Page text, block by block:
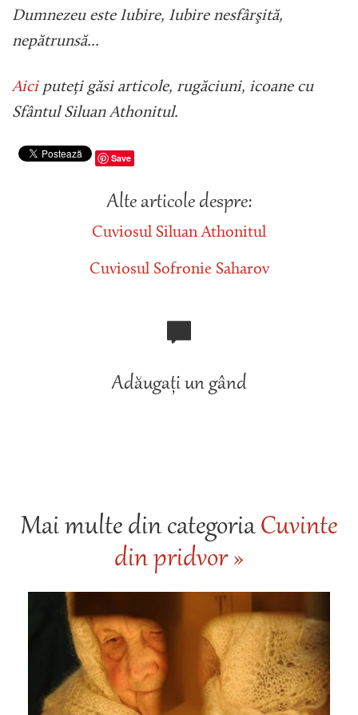
Dumnezeu este Iubire, Iubire nesfârşită,
nepătrunsă...
Aiciputeți găsi articole, rugăciuni, icoane cu
Sfântul Siluan Athonitul.
Save
Alte articole despre:
Cuviosul Siluan Athonitul
Cuviosul Sofronie Saharov
Adăugați un gând
Mai multe din categoriaCuvinte
din pridvor »